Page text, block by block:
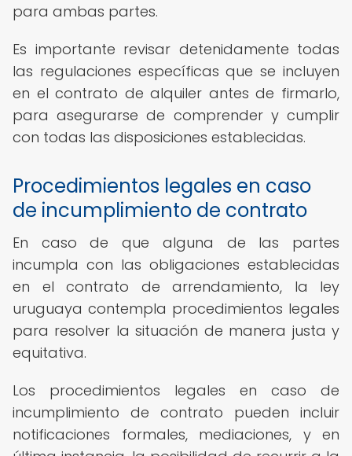
para ambas partes.
Es importante revisar detenidamente todas
las regulaciones específicas que se incluyen
en el contrato de alquiler antes de firmarlo,
para asegurarse de comprender y cumplir
con todas las disposiciones establecidas.
Procedimientos legales en caso
de incumplimiento de contrato
En caso de que alguna de las partes
incumpla con las obligaciones establecidas
en el contrato de arrendamiento, la ley
uruguaya contempla procedimientos legales
para resolver la situación de manera justa y
equitativa.
Los procedimientos legales en caso de
incumplimiento de contrato pueden incluir
notificaciones formales, mediaciones, y en